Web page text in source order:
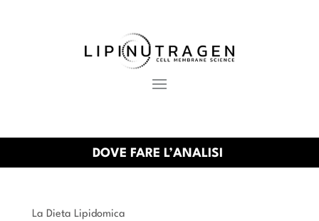
DOVE FARE L’ANALISI
La Dieta Lipidomica